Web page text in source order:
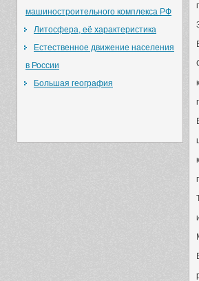
машиностроительного комплекса РФ
Литосфера, её характеристика
Естественное движение населения
в России
Большая география